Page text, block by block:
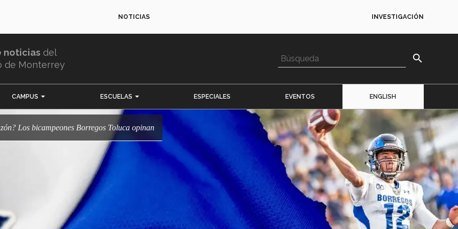
NOTICIAS INVESTIGACIÓN
noticias del
de Monterrey
search
CAMPUS ESCUELAS ESPECIALES EVENTOS ENGLISH
Los bicampeones Borregos Toluca opinan